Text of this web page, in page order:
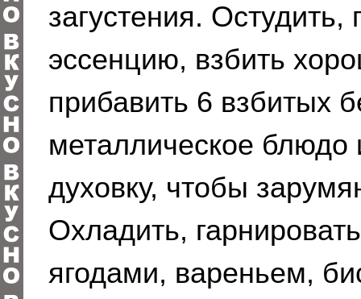
загустения.
эссенцию, взбить
прибавить 6 взбитых
металлическое блюдо
духовку, чтобы
Охладить,
ягодами, вареньем,